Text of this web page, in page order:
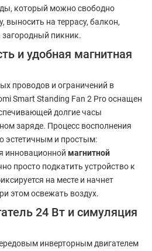
который можно свободно
выносить на террасу, балкон,
загородный пикник.
и удобная магнитная
проводов и ограничений в
Smart Standing Fan 2 Pro оснащен
долгие часы
заряде. Процесс восполнения
эстетичным и простым:
инновационной магнитной
просто подкатить устройство к
на месте и начнет
этом освежать воздух.
24 Вт и симуляция
инверторным двигателем